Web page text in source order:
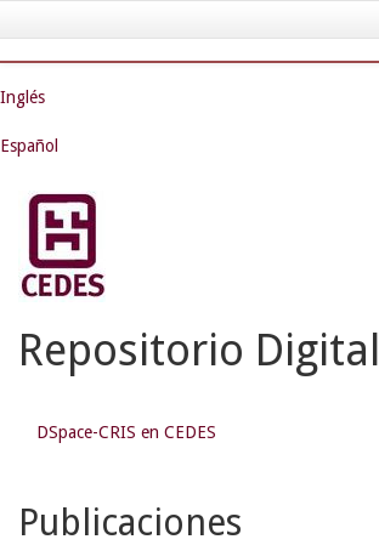
navigation
Inglés
Español
Repositorio Digital
DSpace-CRIS en CEDES
Publicaciones